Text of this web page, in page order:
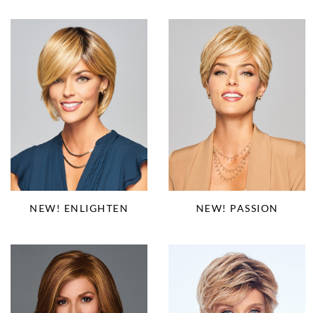
NEW! ENLIGHTEN NEW! PASSION